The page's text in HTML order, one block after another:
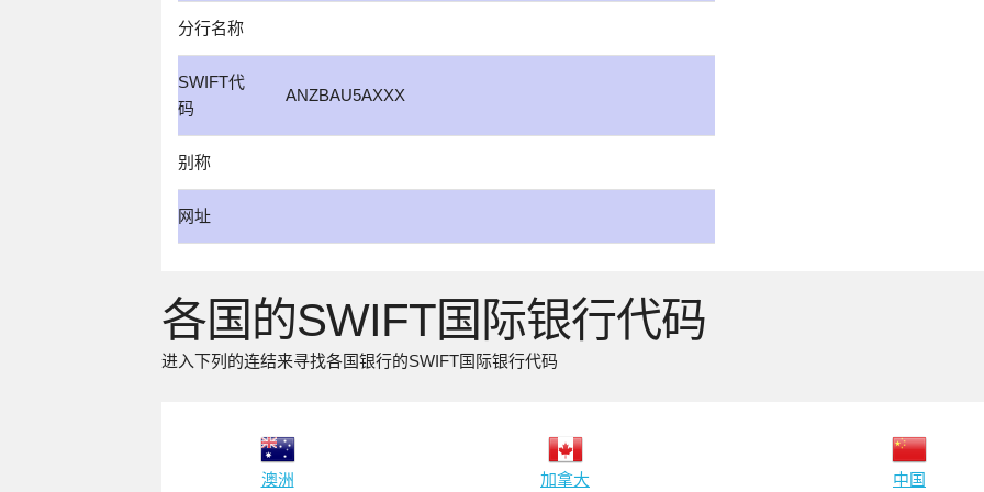
分行名称
SWIFT代
码
ANZBAU5AXXX
别称
网址
各国的SWIFT国际银行代码
进入下列的连结来寻找各国银行的SWIFT国际银行代码
澳洲 加拿大 中国